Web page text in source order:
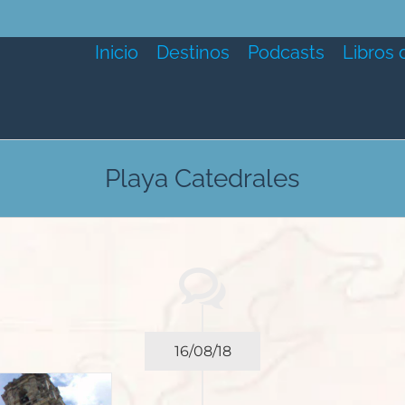
Inicio Destinos Podcasts Libros
Playa Catedrales
16/08/18